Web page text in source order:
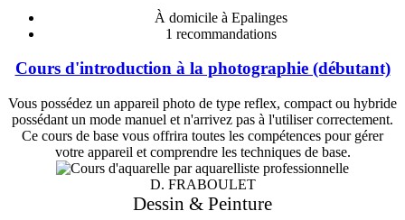
À domicile à Epalinges
1 recommandations
Cours d'introduction à la photographie (débutant)
Vous possédez un appareil photo de type reflex, compact ou hybride
possédant un mode manuel et n'arrivez pas à l'utiliser correctement.
Ce cours de base vous offrira toutes les compétences pour gérer
votre appareil et comprendre les techniques de base.
D. FRABOULET
Dessin & Peinture